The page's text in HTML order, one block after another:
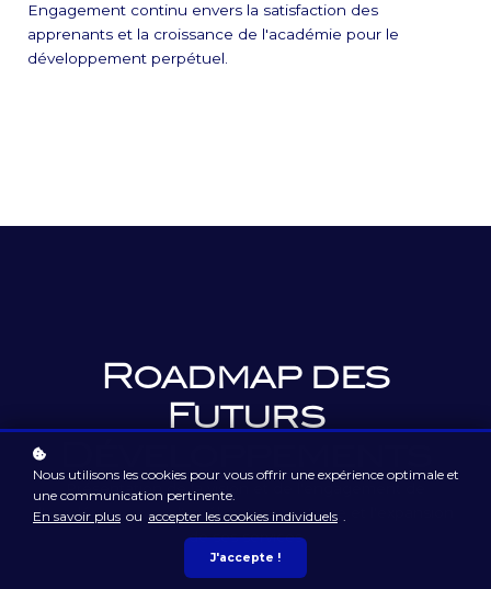
Engagement continu envers la satisfaction des
apprenants et la croissance de l'académie pour le
développement perpétuel.
Roadmap des
Futurs
Présentation de la vision et de l'engagement de
l'académie envers l'amélioration continue et l'expansion
de ses services
Nous utilisons les cookies pour vous offrir une expérience optimale et
une communication pertinente.
En savoir plus ou accepter les cookies individuels .
J'accepte !